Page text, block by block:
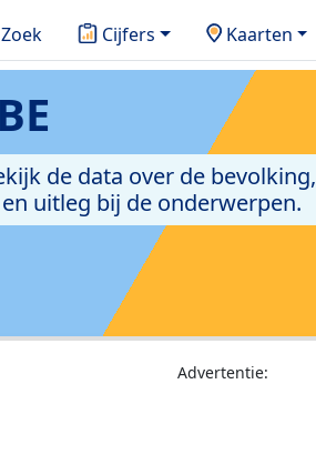
Zoek Cijfers Kaarten
de data over de bevolking,
uitleg bij de onderwerpen.
Advertentie: